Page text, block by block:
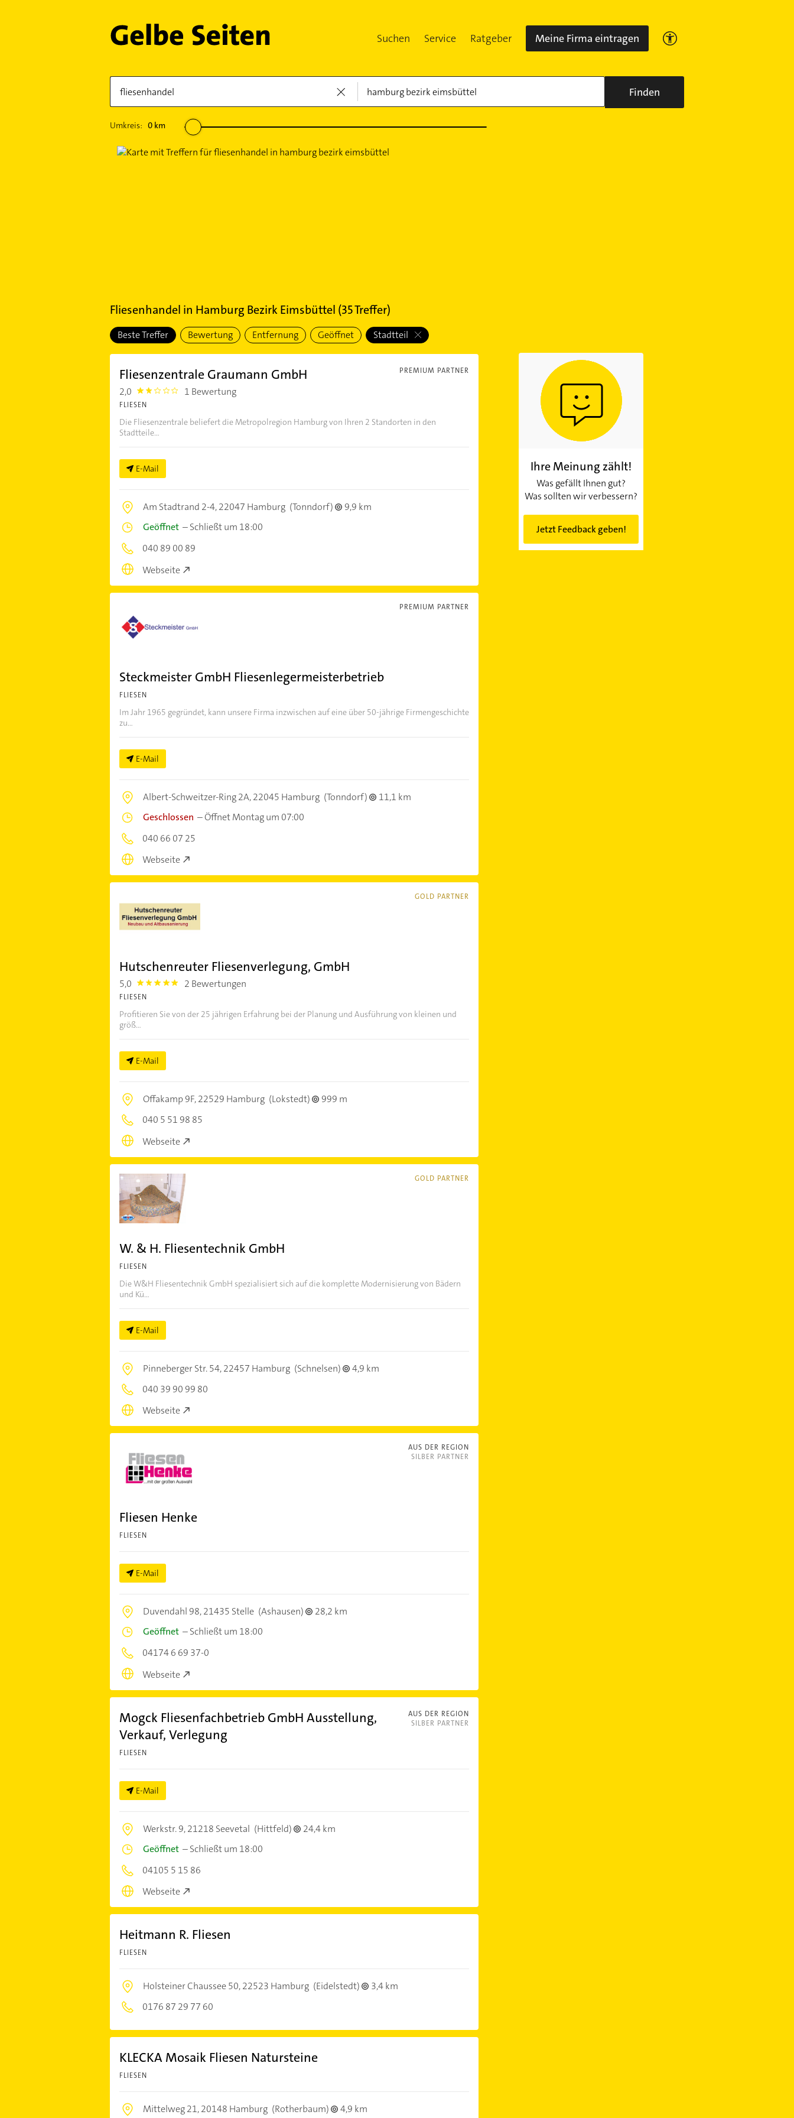
Suchen Service Ratgeber Meine Firma eintragen
Finden
Umkreis: 0km
Fliesenhandel in Hamburg Bezirk Eimsbüttel (35Treffer)
Beste Treffer Bewertung Entfernung Geöffnet Stadtteil
PREMIUM PARTNER
Fliesenzentrale Graumann GmbH
2,0 2.0 1 Bewertung
FLIESEN
Die Fliesenzentrale beliefert die Metropolregion Hamburg von Ihren 2 Standorten in den
Stadtteile...
E-Mail
Am Stadtrand 2-4,22047 Hamburg (Tonndorf)
9,9 km
Geöffnet–Schließt um 18:00
040 89 00 89
Webseite
PREMIUM PARTNER
Steckmeister GmbH Fliesenlegermeisterbetrieb
FLIESEN
Im Jahr 1965 gegründet, kann unsere Firma inzwischen auf eine über 50-jährige Firmengeschichte
zu...
E-Mail
Albert-Schweitzer-Ring 2A,22045 Hamburg (Tonndorf)
11,1 km
Geschlossen –Öffnet Montag um 07:00
040 66 07 25
Webseite
GOLD PARTNER
Hutschenreuter Fliesenverlegung, GmbH
5,0 5.0 2 Bewertungen
FLIESEN
Profitieren Sie von der 25 jährigen Erfahrung bei der Planung und Ausführung von kleinen und
größ...
E-Mail
Offakamp 9F,22529 Hamburg (Lokstedt)
999 m
040 5 51 98 85
Webseite
GOLD PARTNER
W. & H. Fliesentechnik GmbH
FLIESEN
Die W&H Fliesentechnik GmbH spezialisiert sich auf die komplette Modernisierung von Bädern
und Kü...
E-Mail
Pinneberger Str. 54,22457 Hamburg (Schnelsen)
4,9 km
040 39 90 99 80
Webseite
AUS DER REGION
SILBER PARTNER
Fliesen Henke
FLIESEN
E-Mail
Duvendahl 98,21435 Stelle (Ashausen)
28,2 km
Geöffnet–Schließt um 18:00
04174 6 69 37-0
Webseite
AUS DER REGION
SILBER PARTNER
Mogck Fliesenfachbetrieb GmbH Ausstellung,
Verkauf, Verlegung
FLIESEN
E-Mail
Werkstr. 9,21218 Seevetal (Hittfeld)
24,4 km
Geöffnet–Schließt um 18:00
04105 5 15 86
Webseite
Heitmann R. Fliesen
FLIESEN
Holsteiner Chaussee 50,22523 Hamburg (Eidelstedt)
3,4 km
0176 87 29 77 60
KLECKA Mosaik Fliesen Natursteine
FLIESEN
Mittelweg 21,20148 Hamburg (Rotherbaum) 4,9 km
Ihre Meinung zählt!
Was gefällt Ihnen gut?
Was sollten wir verbessern?
Jetzt Feedback geben!